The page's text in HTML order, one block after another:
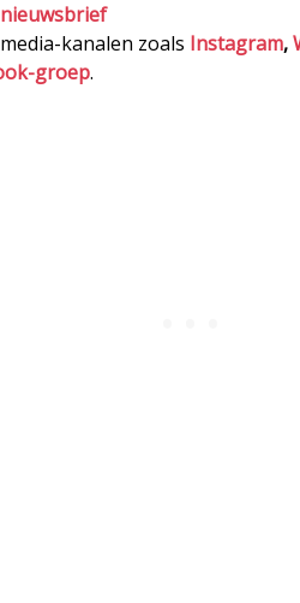
nieuwsbrief
kanalen zoals Instagram,
groep.